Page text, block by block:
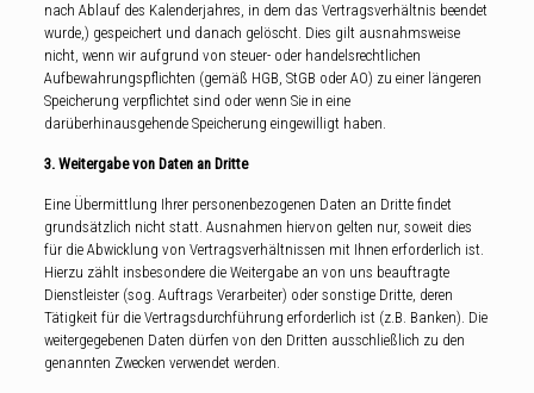
nach Ablauf des Kalenderjahres, in dem das Vertragsverhältnis beendet
wurde,) gespeichert und danach gelöscht. Dies gilt ausnahmsweise
nicht, wenn wir aufgrund von steuer- oder handelsrechtlichen
Aufbewahrungspflichten (gemäß HGB, StGB oder AO) zu einer längeren
Speicherung verpflichtet sind oder wenn Sie in eine
darüberhinausgehende Speicherung eingewilligt haben.
3. Weitergabe von Daten an Dritte
Eine Übermittlung Ihrer personenbezogenen Daten an Dritte findet
grundsätzlich nicht statt. Ausnahmen hiervon gelten nur, soweit dies
für die Abwicklung von Vertragsverhältnissen mit Ihnen erforderlich ist.
Hierzu zählt insbesondere die Weitergabe an von uns beauftragte
Dienstleister (sog. Auftrags Verarbeiter) oder sonstige Dritte, deren
Tätigkeit für die Vertragsdurchführung erforderlich ist (z.B. Banken). Die
weitergegebenen Daten dürfen von den Dritten ausschließlich zu den
genannten Zwecken verwendet werden.